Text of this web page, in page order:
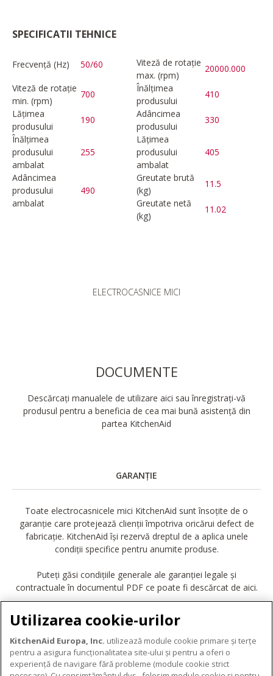
SPECIFICATII TEHNICE
Frecvență (Hz) 50/60
Viteză de rotație
max. (rpm)
20000.000
Viteză de rotație
min. (rpm)
700
Înălțimea
produsului
410
Lățimea
produsului
190
Adâncimea
produsului
330
Înălțimea
produsului
ambalat
255
Lățimea
produsului
ambalat
405
Adâncimea
produsului
ambalat
490
Greutate brută
(kg)
11.5
Greutate netă
(kg)
11.02
ELECTROCASNICE MICI
DOCUMENTE
Descărcați manualele de utilizare aici sau înregistrați-vă
produsul pentru a beneficia de cea mai bună asistență din
partea KitchenAid
GARANȚIE
Toate electrocasnicele mici KitchenAid sunt însoțite de o
garanție care protejează clienții împotriva oricărui defect de
fabricație. KitchenAid își rezervă dreptul de a aplica unele
condiții specifice pentru anumite produse.
Puteți găsi condițiile generale ale garanției legale și
contractuale în documentul PDF ce poate fi descărcat de aici.
DESCĂRCARE GARANȚIE
Utilizarea cookie-urilor
KitchenAid Europa, Inc. utilizează module cookie primare și terțe
pentru a asigura funcționalitatea site-ului și pentru a oferi o
experiență de navigare fără probleme (module cookie strict